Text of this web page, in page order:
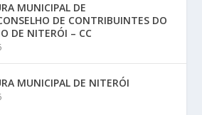
MUNICIPAL DE
DE CONTRIBUINTES DO
DE NITERÓI – CC
MUNICIPAL DE NITERÓI